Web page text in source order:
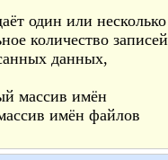
один или несколько
количество записей
данных,
массив имён
имён файлов